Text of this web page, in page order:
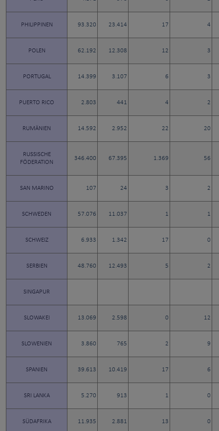
PHILIPPINEN 93.320 23.414 17 4
POLEN 62.192 12.308 12 3
PORTUGAL 14.399 3.107 6 3
PUERTO RICO 2.803 441 4 2
RUMÄNIEN 14.592 2.952 22 20
RUSSISCHE
FÖDERATION
346.400 67.395 1.369 56
SAN MARINO 107 24 3 2
SCHWEDEN 57.076 11.037 1 1
SCHWEIZ 6.933 1.342 17 0
SERBIEN 48.760 12.493 5 2
SINGAPUR
SLOWAKEI 13.069 2.598 0 12
SLOWENIEN 3.860 765 2 9
SPANIEN 39.613 10.419 17 6
SRI LANKA 5.270 913 1 0
SÜDAFRIKA 11.935 2.881 13 0